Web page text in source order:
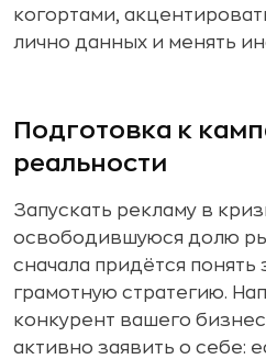
когортами,
лично данных и менять
Подготовка к
реальности
Запускать рекламу в
освободившуюся долю
сначала придётся понять
грамотную стратегию.
конкурент вашего
активно заявить о себе: